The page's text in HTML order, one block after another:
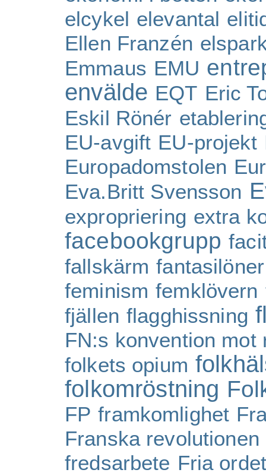
elcykel elevantal
Ellen Franzén
Emmaus EMU
envälde EQT Eric
Eskil Rönér
EU-avgift EU-projekt
Europadomstolen
Eva.Britt Svensson
expropriering extra
facebookgrupp
fallskärm fantasilöner
feminism femklövern
fjällen flagghissning
FN:s konvention mot
folkets opium
folkomröstning
FP framkomlighet
Franska revolutionen
fredsarbete Fria